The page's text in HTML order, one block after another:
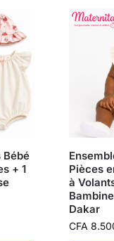
Bébé
+ 1
Pièces
à
Dakar
CFA